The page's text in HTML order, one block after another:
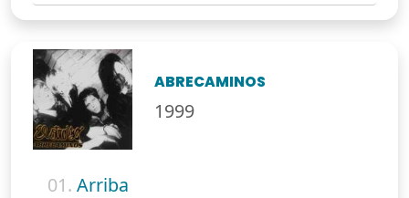
ABRECAMINOS
1999
01. Arriba